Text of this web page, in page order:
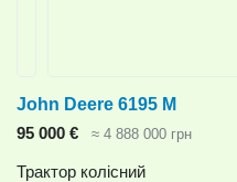
John Deere 6195 M
95 000 €
≈ 4 888 000 грн
Трактор колісний